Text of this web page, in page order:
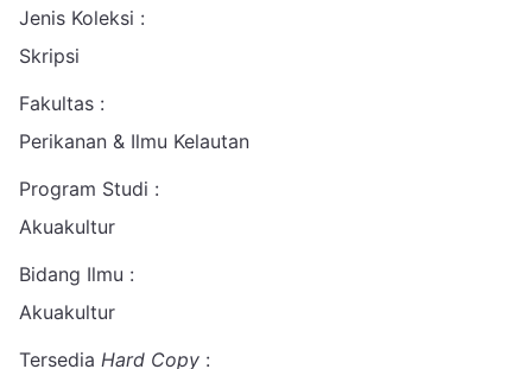
Jenis Koleksi :
Skripsi
Fakultas :
Perikanan & Ilmu Kelautan
Program Studi :
Akuakultur
Bidang Ilmu :
Akuakultur
Tersedia Hard Copy :